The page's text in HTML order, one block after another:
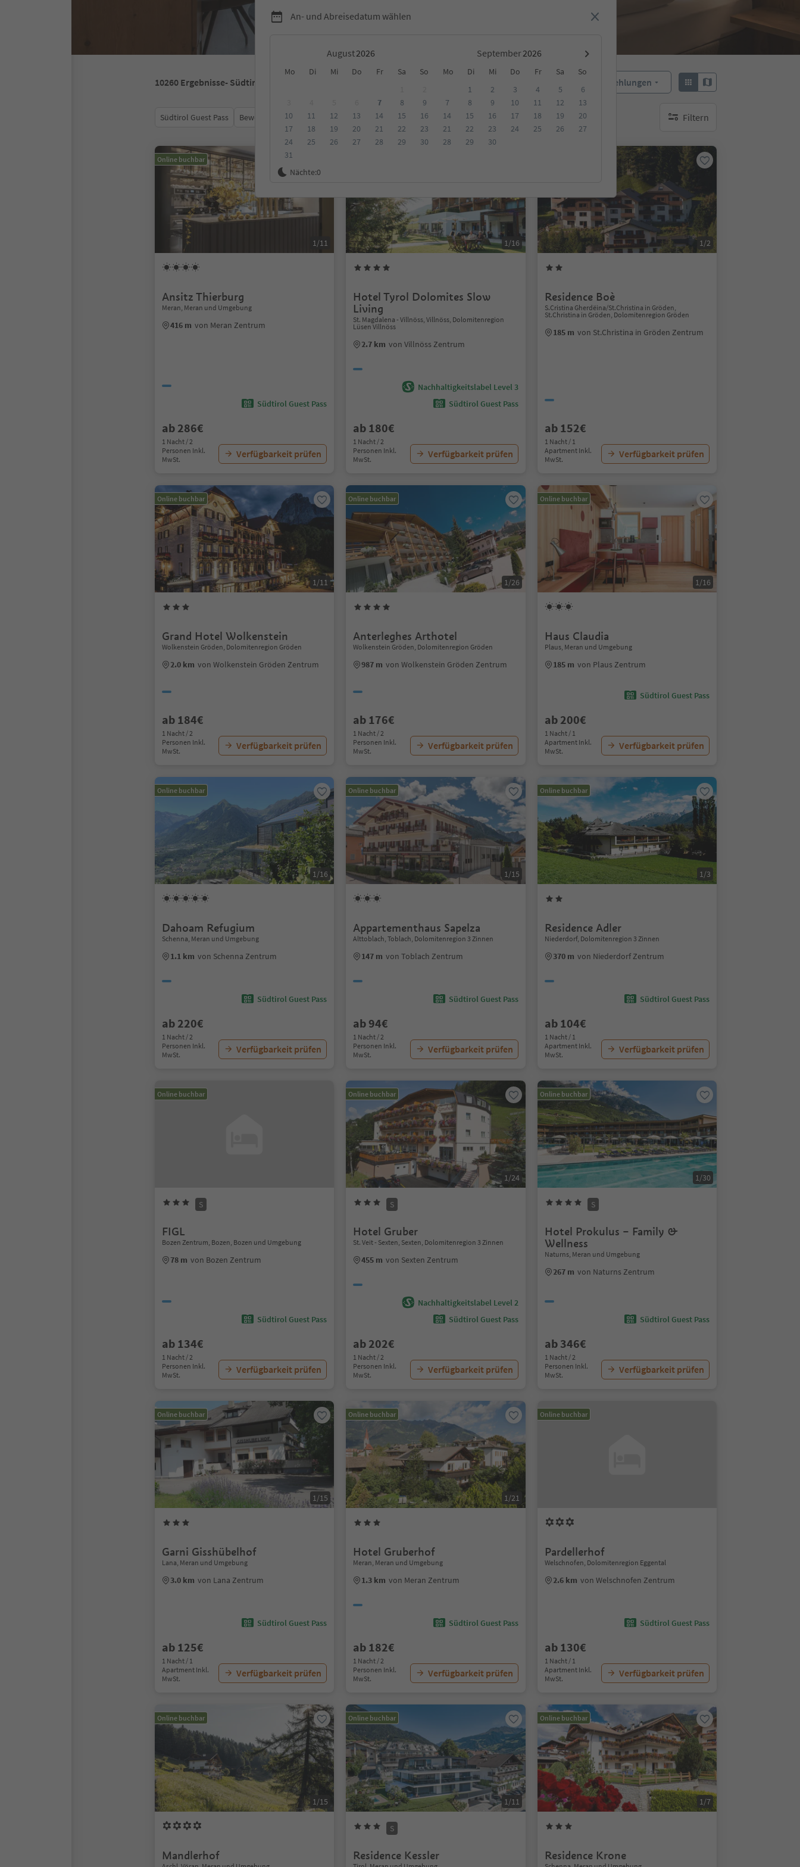
An- und Abreisedatum wählen
August September
Mo Di Mi Do Fr Sa So Mo Di Mi Do Fr Sa
So
7 8
9
10
11 12 13 14 15
16
17
18 19 20 21 22
23
24
25 26 27 28 29
30
31
1 2 3 4 5
6
7
8 9 10 11 12
13
14
15 16 17 18 19
20
21
22 23 24 25 26
27
28
29 30
Nächte:0
10260 Ergebnisse- Südtirol Empfehlungen
Südtirol Guest Pass Bewertungen Kategorie Verpflegungsart Nachhaltige Unterkunft Filtern
keine aktiven Filte
Online buchbar
1/11
Ansitz Thierburg
Meran, Meran und Umgebung
416 m von Meran Zentrum
Südtirol Guest Pass
ab 286€
1 Nacht / 2
Personen Inkl.
MwSt.
Verfügbarkeit prüfen
1/16
Hotel Tyrol Dolomites Slow
Living
St. Magdalena - Villnöss, Villnöss, Dolomitenregion
Lüsen Villnöss
2.7 km von Villnöss Zentrum
Nachhaltigkeitslabel Level 3
Südtirol Guest Pass
ab 180€
1 Nacht / 2
Personen Inkl.
MwSt.
Verfügbarkeit prüfen
1/2
Residence Boè
S.Cristina Gherdëina/St.Christina in Gröden,
St.Christina in Gröden, Dolomitenregion Gröden
185 m von St.Christina in Gröden Zentrum
ab 152€
1 Nacht / 1
Apartment Inkl.
MwSt.
Verfügbarkeit prüfen
Online buchbar
1/11
Grand Hotel Wolkenstein
Wolkenstein Gröden, Dolomitenregion Gröden
2.0 km von Wolkenstein Gröden Zentrum
ab 184€
1 Nacht / 2
Personen Inkl.
MwSt.
Verfügbarkeit prüfen
Online buchbar
1/26
Anterleghes Arthotel
Wolkenstein Gröden, Dolomitenregion Gröden
987 m von Wolkenstein Gröden Zentrum
ab 176€
1 Nacht / 2
Personen Inkl.
MwSt.
Verfügbarkeit prüfen
Online buchbar
1/16
Haus Claudia
Plaus, Meran und Umgebung
185 m von Plaus Zentrum
Südtirol Guest Pass
ab 200€
1 Nacht / 1
Apartment Inkl.
MwSt.
Verfügbarkeit prüfen
Online buchbar
1/16
Dahoam Refugium
Schenna, Meran und Umgebung
1.1 km von Schenna Zentrum
Südtirol Guest Pass
ab 220€
1 Nacht / 2
Personen Inkl.
MwSt.
Verfügbarkeit prüfen
Online buchbar
1/15
Appartementhaus Sapelza
Alttoblach, Toblach, Dolomitenregion 3 Zinnen
147 m von Toblach Zentrum
Südtirol Guest Pass
ab 94€
1 Nacht / 2
Personen Inkl.
MwSt.
Verfügbarkeit prüfen
Online buchbar
1/3
Residence Adler
Niederdorf, Dolomitenregion 3 Zinnen
370 m von Niederdorf Zentrum
Südtirol Guest Pass
ab 104€
1 Nacht / 1
Apartment Inkl.
MwSt.
Verfügbarkeit prüfen
Online buchbar
S
FIGL
Bozen Zentrum, Bozen, Bozen und Umgebung
78 m von Bozen Zentrum
Südtirol Guest Pass
ab 134€
1 Nacht / 2
Personen Inkl.
MwSt.
Verfügbarkeit prüfen
Online buchbar
1/24
S
Hotel Gruber
St. Veit - Sexten, Sexten, Dolomitenregion 3 Zinnen
455 m von Sexten Zentrum
Nachhaltigkeitslabel Level 2
Südtirol Guest Pass
ab 202€
1 Nacht / 2
Personen Inkl.
MwSt.
Verfügbarkeit prüfen
Online buchbar
1/30
S
Hotel Prokulus – Family &
Wellness
Naturns, Meran und Umgebung
267 m von Naturns Zentrum
Südtirol Guest Pass
ab 346€
1 Nacht / 2
Personen Inkl.
MwSt.
Verfügbarkeit prüfen
Online buchbar
1/15
Garni Gisshübelhof
Lana, Meran und Umgebung
3.0 km von Lana Zentrum
Südtirol Guest Pass
ab 125€
1 Nacht / 1
Apartment Inkl.
MwSt.
Verfügbarkeit prüfen
Online buchbar
1/21
Hotel Gruberhof
Meran, Meran und Umgebung
1.3 km von Meran Zentrum
Südtirol Guest Pass
ab 182€
1 Nacht / 2
Personen Inkl.
MwSt.
Verfügbarkeit prüfen
Online buchbar
Pardellerhof
Welschnofen, Dolomitenregion Eggental
2.6 km von Welschnofen Zentrum
Südtirol Guest Pass
ab 130€
1 Nacht / 1
Apartment Inkl.
MwSt.
Verfügbarkeit prüfen
Online buchbar
1/15
Mandlerhof
Online buchbar
1/11
S
Residence Kessler
Online buchbar
1/7
Residence Krone